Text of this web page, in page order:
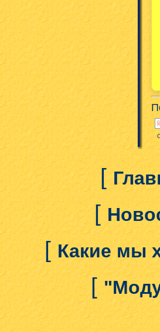
[
[
[Какие мы
[